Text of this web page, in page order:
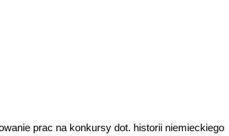
prac na konkursy dot. historii niemieckiego